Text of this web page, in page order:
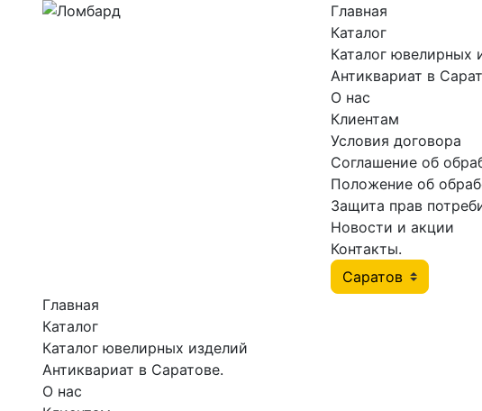
Главная
Каталог
Каталог ювелирных
Антиквариат в
О нас
Клиентам
Условия договора
Соглашение об
Положение об
Защита прав
Новости и акции
Контакты.
Главная
Каталог
Каталог ювелирных изделий
Антиквариат в Саратове.
О нас